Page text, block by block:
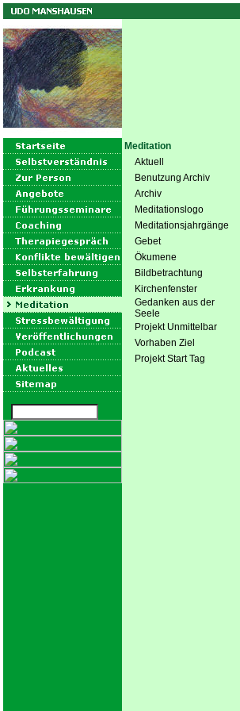
Meditation
Aktuell
Benutzung Archiv
Archiv
Meditationslogo
Meditationsjahrgänge
Gebet
Ökumene
Bildbetrachtung
Kirchenfenster
Gedanken aus der
Seele
Projekt Unmittelbar
Vorhaben Ziel
Projekt Start Tag